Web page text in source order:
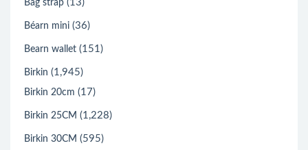
Bag strap (13)
Béarn mini (36)
Bearn wallet (151)
Birkin (1,945)
Birkin 20cm (17)
Birkin 25CM (1,228)
Birkin 30CM (595)